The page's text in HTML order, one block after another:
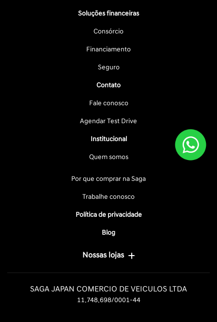
Soluções financeiras
Consórcio
Financiamento
Seguro
Contato
Fale conosco
Agendar Test Drive
Institucional
Quem somos
Por que comprar na Saga
Trabalhe conosco
Política de privacidade
Blog
Nossas lojas
SAGA JAPAN COMERCIO DE VEICULOS LTDA
11.748.698/0001-44